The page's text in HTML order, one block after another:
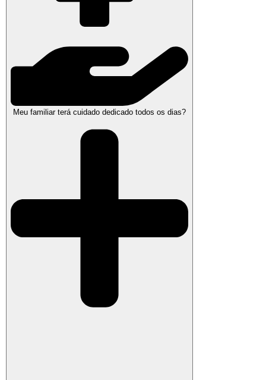
Meu familiar terá cuidado dedicado todos os dias?